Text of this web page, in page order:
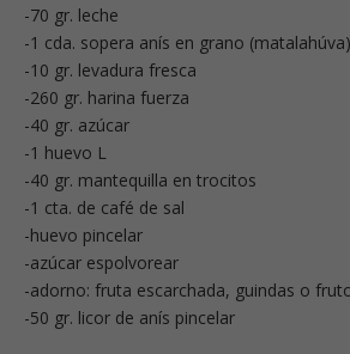
-70 gr. leche
-1 cda. sopera anís en grano (matalahúva)
-10 gr. levadura fresca
-260 gr. harina fuerza
-40 gr. azúcar
-1 huevo L
-40 gr. mantequilla en trocitos
-1 cta. de café de sal
-huevo pincelar
-azúcar espolvorear
-adorno: fruta escarchada, guindas o
-50 gr. licor de anís pincelar